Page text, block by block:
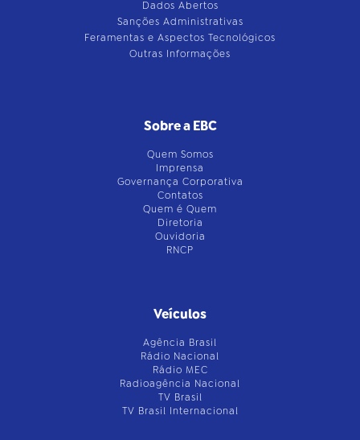
Dados Abertos
Sanções Administrativas
Feramentas e Aspectos Tecnológicos
Outras Informações
Sobre a EBC
Quem Somos
Imprensa
Governança Corporativa
Contatos
Quem é Quem
Diretoria
Ouvidoria
RNCP
Veículos
Agência Brasil
Rádio Nacional
Rádio MEC
Radioagência Nacional
TV Brasil
TV Brasil Internacional